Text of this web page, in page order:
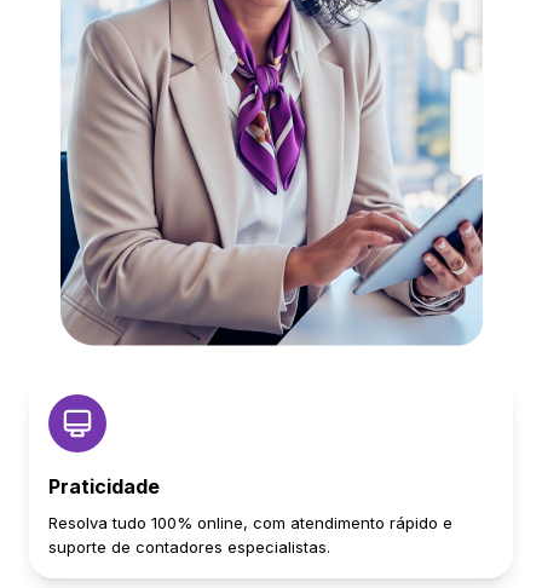
Praticidade
Resolva tudo 100% online, com atendimento rápido e
suporte de contadores especialistas.